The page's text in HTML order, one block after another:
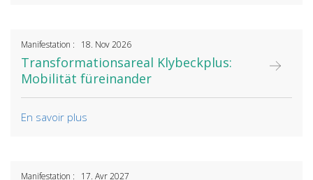
Manifestation : 18. Nov 2026
Transformationsareal Klybeckplus:
Mobilität füreinander
En savoir plus
Manifestation : 17. Avr 2027